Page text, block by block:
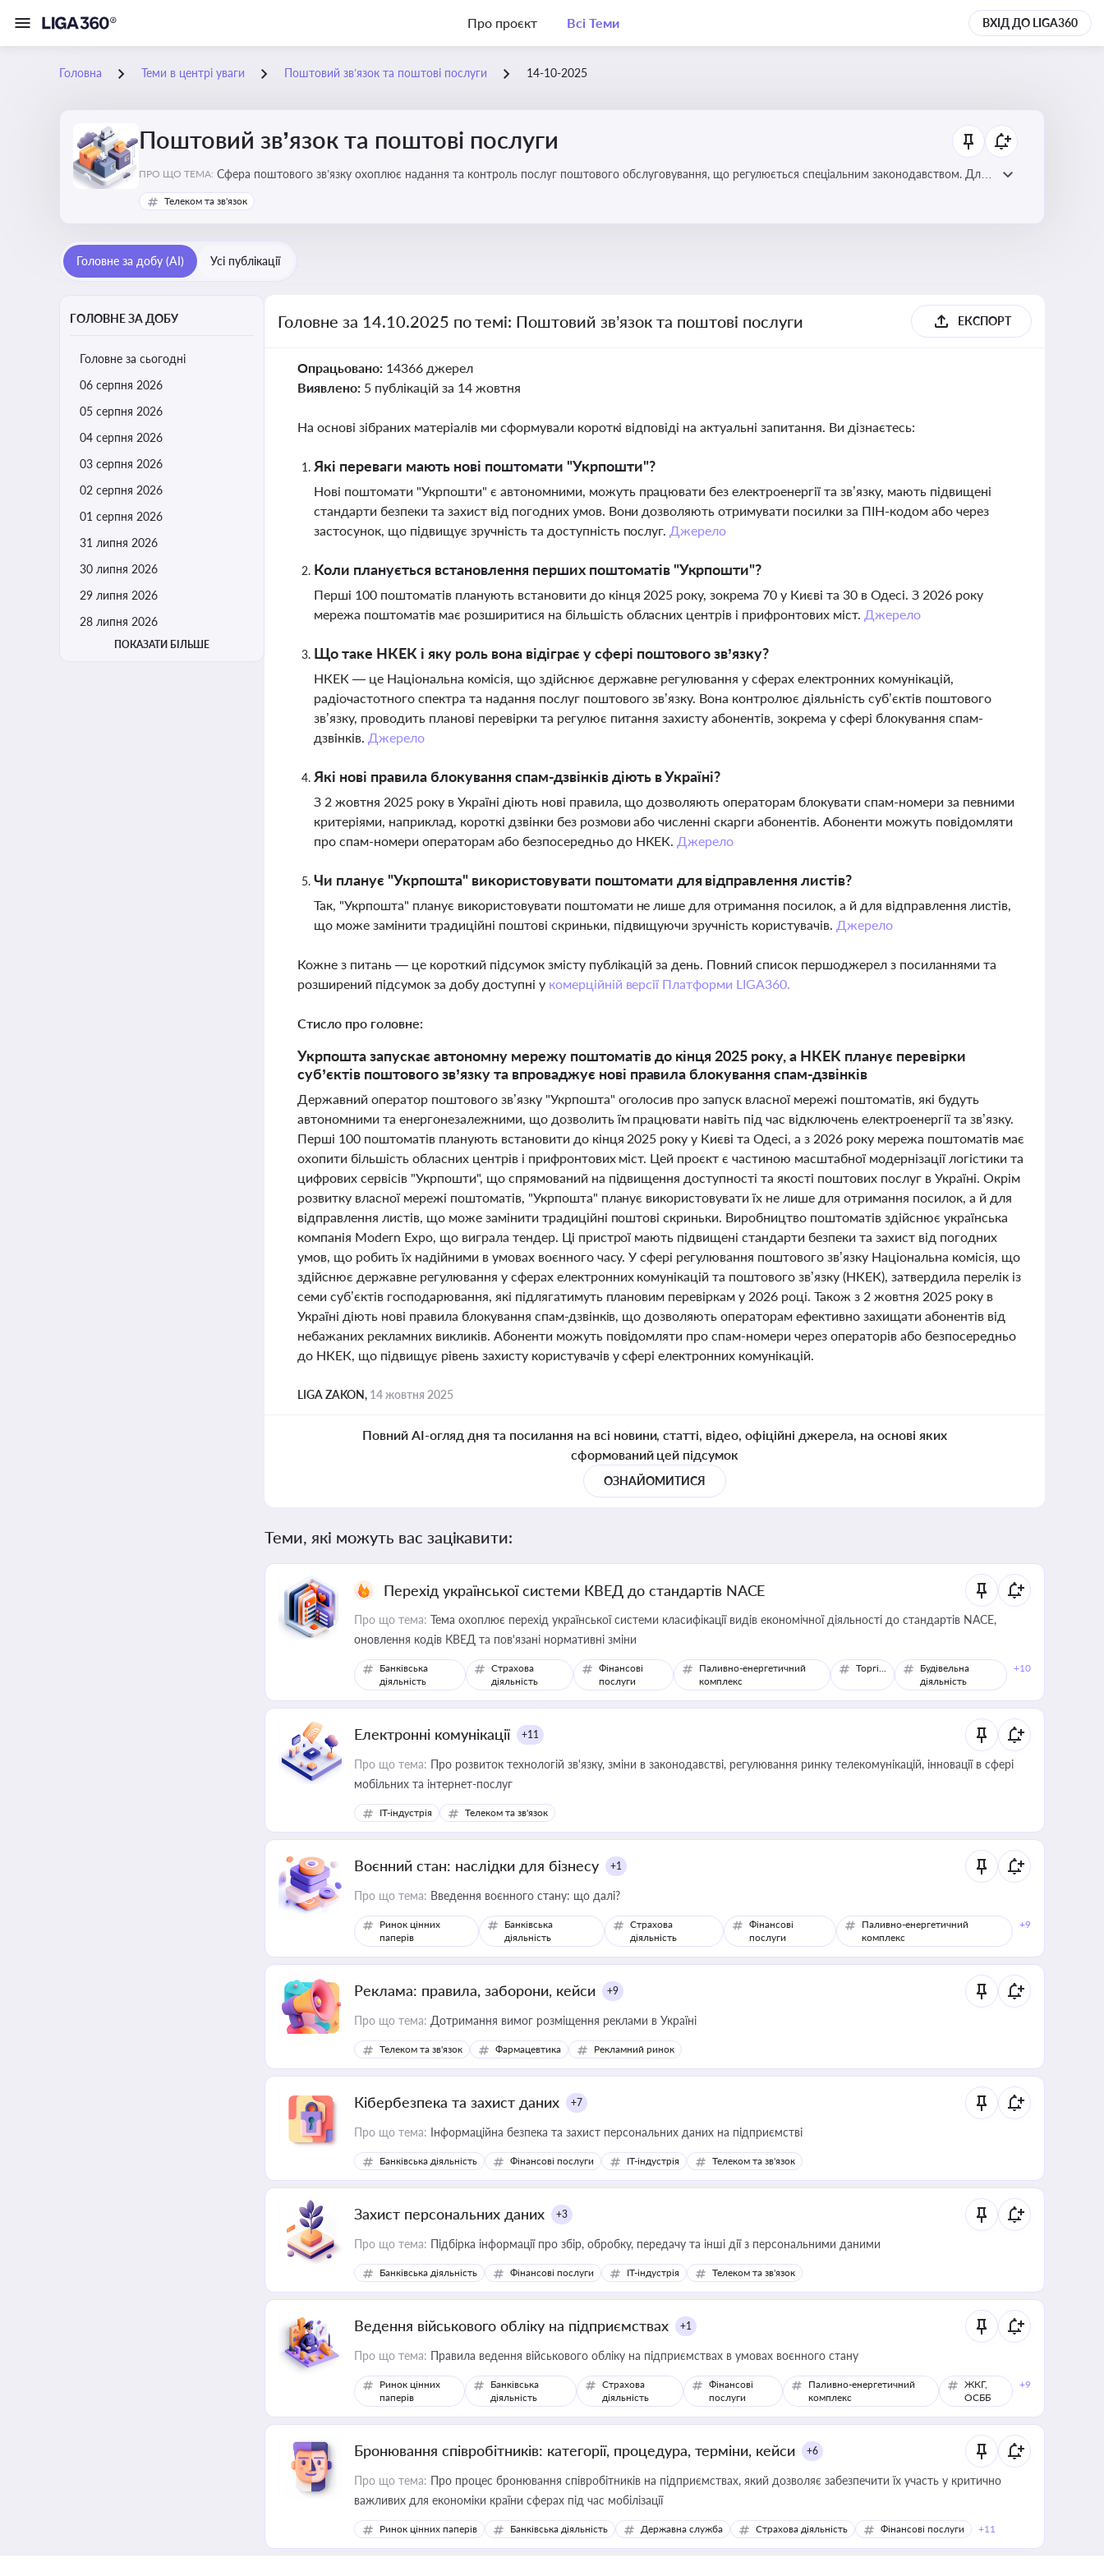
Про проєкт Всі Теми ВХІД ДО LIGA360
Головна Теми в центрі уваги Поштовий зв’язок та поштові послуги 14-10-2025
Поштовий зв’язок та поштові послуги
ПРО ЩО ТЕМА: Сфера поштового зв’язку охоплює надання та контроль послуг поштового обслуговування, що регулюється спеціальним законодавством. Для
бізнесу та юристів це важливо для дотримання ліцензійних умов, участі в державних реєстрах і забезпечення прав споживачів.
Телеком та зв'язок
Головне за добу (AI) Усі публікації
ГОЛОВНЕ ЗА ДОБУ
Головне за сьогодні
06 серпня 2026
05 серпня 2026
04 серпня 2026
03 серпня 2026
02 серпня 2026
01 серпня 2026
31 липня 2026
30 липня 2026
29 липня 2026
28 липня 2026
ПОКАЗАТИ БІЛЬШЕ
Головне за 14.10.2025 по темі: Поштовий зв’язок та поштові послуги ЕКСПОРТ
Опрацьовано: 14366 джерел
Виявлено: 5 публікацій за 14 жовтня
На основі зібраних матеріалів ми сформували короткі відповіді на актуальні запитання. Ви дізнаєтесь:
Які переваги мають нові поштомати "Укрпошти"?
Нові поштомати "Укрпошти" є автономними, можуть працювати без електроенергії та зв’язку, мають підвищені
стандарти безпеки та захист від погодних умов. Вони дозволяють отримувати посилки за ПІН-кодом або через
застосунок, що підвищує зручність та доступність послуг. Джерело
Коли планується встановлення перших поштоматів "Укрпошти"?
Перші 100 поштоматів планують встановити до кінця 2025 року, зокрема 70 у Києві та 30 в Одесі. З 2026 року
мережа поштоматів має розширитися на більшість обласних центрів і прифронтових міст. Джерело
Що таке НКЕК і яку роль вона відіграє у сфері поштового зв’язку?
НКЕК — це Національна комісія, що здійснює державне регулювання у сферах електронних комунікацій,
радіочастотного спектра та надання послуг поштового зв’язку. Вона контролює діяльність суб’єктів поштового
зв’язку, проводить планові перевірки та регулює питання захисту абонентів, зокрема у сфері блокування спам-
дзвінків. Джерело
Які нові правила блокування спам-дзвінків діють в Україні?
З 2 жовтня 2025 року в Україні діють нові правила, що дозволяють операторам блокувати спам-номери за певними
критеріями, наприклад, короткі дзвінки без розмови або численні скарги абонентів. Абоненти можуть повідомляти
про спам-номери операторам або безпосередньо до НКЕК. Джерело
Чи планує "Укрпошта" використовувати поштомати для відправлення листів?
Так, "Укрпошта" планує використовувати поштомати не лише для отримання посилок, а й для відправлення листів,
що може замінити традиційні поштові скриньки, підвищуючи зручність користувачів. Джерело
Кожне з питань — це короткий підсумок змісту публікацій за день. Повний список першоджерел з посиланнями та
розширений підсумок за добу доступні у комерційній версії Платформи LIGA360.
Стисло про головне:
Укрпошта запускає автономну мережу поштоматів до кінця 2025 року, а НКЕК планує перевірки
суб’єктів поштового зв’язку та впроваджує нові правила блокування спам-дзвінків
Державний оператор поштового зв’язку "Укрпошта" оголосив про запуск власної мережі поштоматів, які будуть
автономними та енергонезалежними, що дозволить їм працювати навіть під час відключень електроенергії та зв’язку.
Перші 100 поштоматів планують встановити до кінця 2025 року у Києві та Одесі, а з 2026 року мережа поштоматів має
охопити більшість обласних центрів і прифронтових міст. Цей проєкт є частиною масштабної модернізації логістики та
цифрових сервісів "Укрпошти", що спрямований на підвищення доступності та якості поштових послуг в Україні. Окрім
розвитку власної мережі поштоматів, "Укрпошта" планує використовувати їх не лише для отримання посилок, а й для
відправлення листів, що може замінити традиційні поштові скриньки. Виробництво поштоматів здійснює українська
компанія Modern Expo, що виграла тендер. Ці пристрої мають підвищені стандарти безпеки та захист від погодних
умов, що робить їх надійними в умовах воєнного часу. У сфері регулювання поштового зв’язку Національна комісія, що
здійснює державне регулювання у сферах електронних комунікацій та поштового зв’язку (НКЕК), затвердила перелік із
семи суб’єктів господарювання, які підлягатимуть плановим перевіркам у 2026 році. Також з 2 жовтня 2025 року в
Україні діють нові правила блокування спам-дзвінків, що дозволяють операторам ефективно захищати абонентів від
небажаних рекламних викликів. Абоненти можуть повідомляти про спам-номери через операторів або безпосередньо
до НКЕК, що підвищує рівень захисту користувачів у сфері електронних комунікацій.
LIGA ZAKON, 14 жовтня 2025
Повний AI-огляд дня та посилання на всі новини, статті, відео, офіційні джерела, на основі яких
сформований цей підсумок
ОЗНАЙОМИТИСЯ
Теми, які можуть вас зацікавити:
Перехід української системи КВЕД до стандартів NACE
Про що тема: Тема охоплює перехід української системи класифікації видів економічної діяльності до стандартів NACE,
оновлення кодів КВЕД та пов'язані нормативні зміни
Банківська
діяльність
Страхова
діяльність
Фінансові
послуги
Паливно-енергетичний
комплекс
Торгівля
Будівельна
діяльність
+10
Електронні комунікації +11
Про що тема: Про розвиток технологій зв'язку, зміни в законодавстві, регулювання ринку телекомунікацій, інновації в сфері
мобільних та інтернет-послуг
IT-індустрія Телеком та зв'язок
Воєнний стан: наслідки для бізнесу +1
Про що тема: Введення воєнного стану: що далі?
Ринок цінних
паперів
Банківська
діяльність
Страхова
діяльність
Фінансові
послуги
Паливно-енергетичний
комплекс
+9
Реклама: правила, заборони, кейси +9
Про що тема: Дотримання вимог розміщення реклами в Україні
Телеком та зв'язок Фармацевтика Рекламний ринок
Кібербезпека та захист даних +7
Про що тема: Інформаційна безпека та захист персональних даних на підприємстві
Банківська діяльність Фінансові послуги IT-індустрія Телеком та зв'язок
Захист персональних даних +3
Про що тема: Підбірка інформації про збір, обробку, передачу та інші дії з персональними даними
Банківська діяльність Фінансові послуги IT-індустрія Телеком та зв'язок
Ведення військового обліку на підприємствах +1
Про що тема: Правила ведення військового обліку на підприємствах в умовах воєнного стану
Ринок цінних
паперів
Банківська
діяльність
Страхова
діяльність
Фінансові
послуги
Паливно-енергетичний
комплекс
ЖКГ,
ОСББ
+9
Бронювання співробітників: категорії, процедура, терміни, кейси +6
Про що тема: Про процес бронювання співробітників на підприємствах, який дозволяє забезпечити їх участь у критично
важливих для економіки країни сферах під час мобілізації
Ринок цінних паперів Банківська діяльність Державна служба Страхова діяльність Фінансові послуги +11